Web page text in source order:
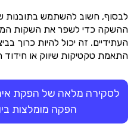
לבסוף, חשוב להשתמש בתובנות
ההשקה כדי לשפר את השקות
העתידיים. זה יכול להיות כרוך
התאמת טקטיקות שיווק או חידוד
לסקירה מלאה של הפקת
הפקה מומלצות ביותר